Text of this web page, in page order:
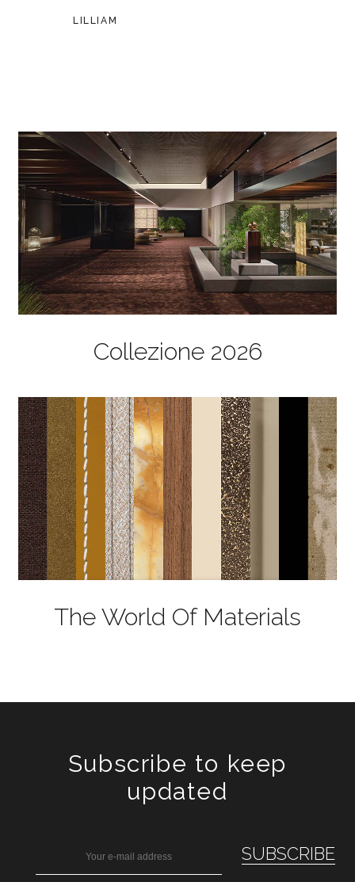
LILLIAM
Collezione 2026
The World Of Materials
Subscribe to keep
updated